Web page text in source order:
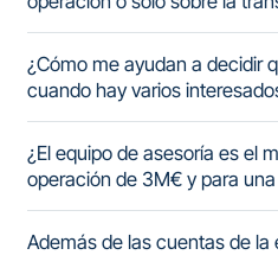
¿Cómo me ayudan a decidir
cuando hay varios
¿El equipo de asesoría es el
operación de 3M€ y para
Además de las cuentas de la